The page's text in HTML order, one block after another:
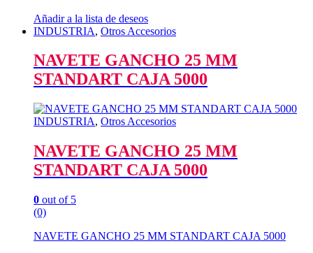
Añadir a la lista de deseos
INDUSTRIA, Otros Accesorios
NAVETE GANCHO 25 MM
STANDART CAJA 5000
INDUSTRIA, Otros Accesorios
NAVETE GANCHO 25 MM
STANDART CAJA 5000
0 out of 5
(0)
NAVETE GANCHO 25 MM STANDART CAJA 5000